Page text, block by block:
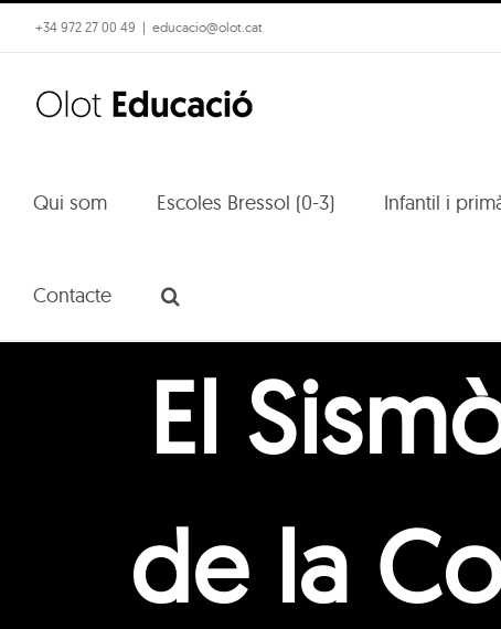
to
+34 972 27 00 49 | educacio@olot.cat
Qui som Escoles Bressol (0-3) Infantil i
Contacte
El
de la